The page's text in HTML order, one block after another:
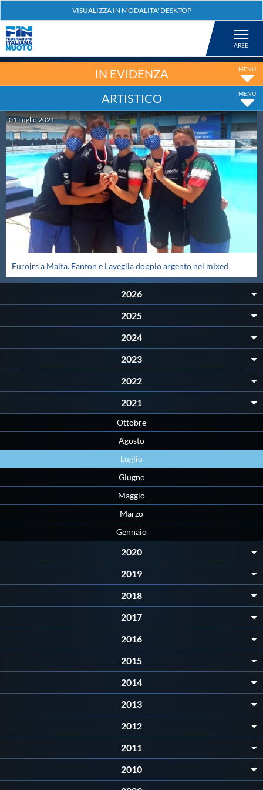
Nuoto
Tuffi
Artistico
Fondo
Salvamento
Master
Scuole Nuoto
Propaganda
Centri Federali
Area Legislativa
Protezione Civile
Sostenibilità
Privacy
Archivio News
IN EVIDENZA
ARTISTICO
01Luglio2021
Eurojrs a Malta. Fanton e Laveglia doppio argento nel mixed
2026
2025
2024
2023
2022
2021
Ottobre
Agosto
Luglio
Giugno
Maggio
Marzo
Gennaio
2020
2019
2018
2017
2016
2015
2014
2013
2012
2011
2010